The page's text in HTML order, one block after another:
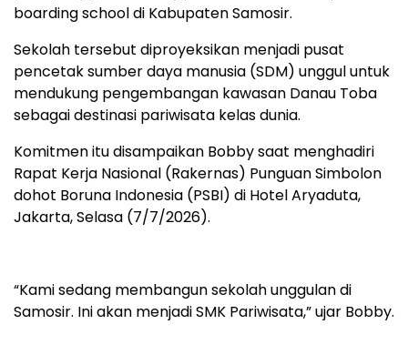
boarding school di Kabupaten Samosir.
Sekolah tersebut diproyeksikan menjadi pusat
pencetak sumber daya manusia (SDM) unggul untuk
mendukung pengembangan kawasan Danau Toba
sebagai destinasi pariwisata kelas dunia.
Komitmen itu disampaikan Bobby saat menghadiri
Rapat Kerja Nasional (Rakernas) Punguan Simbolon
dohot Boruna Indonesia (PSBI) di Hotel Aryaduta,
Jakarta, Selasa (7/7/2026).
“Kami sedang membangun sekolah unggulan di
Samosir. Ini akan menjadi SMK Pariwisata,” ujar Bobby.